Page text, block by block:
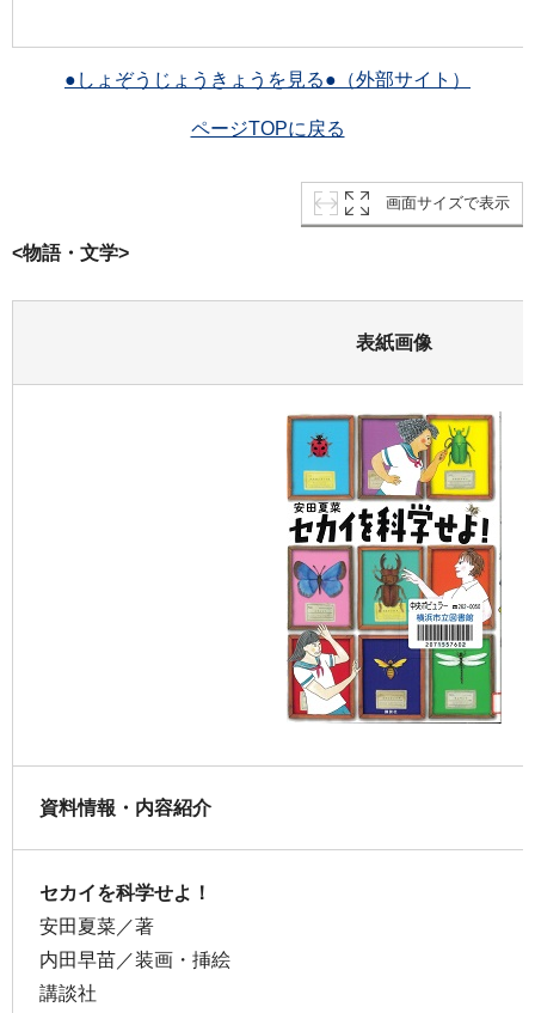
●しょぞうじょうきょうを見る●（外部サイト）
ページTOPに戻る
画面サイズで表示
<物語・文学>
表紙画像
資料情報・内容紹介
セカイを科学せよ！
安田夏菜／著
内田早苗／装画・挿絵
講談社